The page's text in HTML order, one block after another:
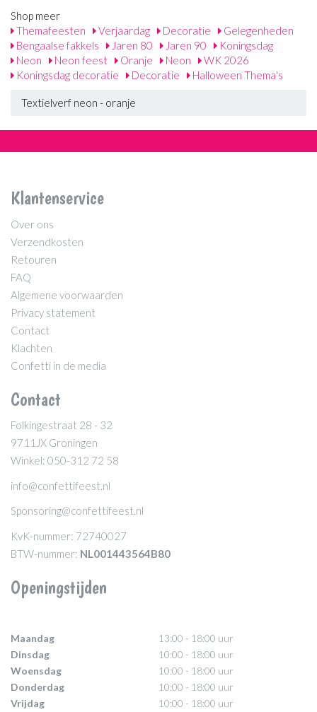
Shop meer
Themafeesten
Verjaardag Decoratie
Gelegenheden
Bengaalse fakkels
Jaren 80 Jaren 90
Koningsdag
Neon
Neon feest Oranje Neon
WK 2026
Koningsdag decoratie
Decoratie Halloween Thema's
Textielverf neon - oranje
Klantenservice
Over ons
Verzendkosten
Retouren
FAQ
Algemene voorwaarden
Privacy statement
Contact
Klachten
Confetti in de media
Contact
Folkingestraat 28 - 32
9711JX Groningen
Winkel: 050-312 72 58
info@confettifeest.nl
Sponsoring@confettifeest.nl
KvK-nummer: 72740027
BTW-nummer: NL001443564B80
Openingstijden
Maandag
13:00 - 18:00 uur
Dinsdag
10:00 - 18:00 uur
Woensdag
10:00 - 18:00 uur
Donderdag
10:00 - 18:00 uur
Vrijdag
10:00 - 18:00 uur